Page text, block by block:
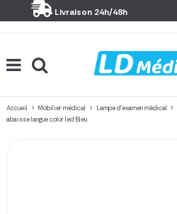
Livraison 24h/48h
Accueil Mobilier médical Lampe d'examen médical
abaisse langue color led Bleu
Panneau de gestion des cookies